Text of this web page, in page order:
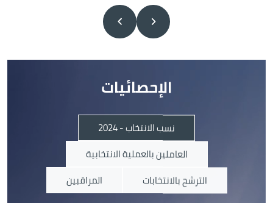
الإحصائيات
نسب الانتخاب - 2024
العاملين بالعملية الانتخابية
الترشح بالانتخابات
المراقبين